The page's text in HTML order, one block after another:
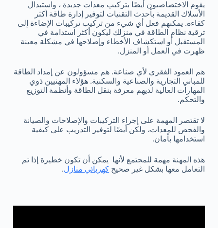
يقوم الاختصاصيون أيضًا بتركيب معدات جديدة ، واستبدال
الأسلاك القديمة بأحدث التقنيات لتوفير إدارة طاقة أكثر
كفاءة. يمكنهم فعل أي شيء من تركيب تركيبات الإضاءة إلى
ترقية نظام الطاقة في منزلك ليكون أكثر استدامة في
المستقبل أو استكشاف الأخطاء وإصلاحها في مشكلة معينة
ظهرت في العمل أو المنزل.
هم العمود الفقري لأي صناعة. هم مسؤولون عن إمداد الطاقة
للمباني التجارية والصناعية والسكنية. هؤلاء المهنيين ذوي
المهارات العالية لديهم معرفة بنقل الطاقة وأنظمة التوزيع
والتحكم.
لا تقتصر المهمة على إجراء التركيبات والإصلاحات والصيانة
والفحص للمعدات، ولكن أيضًا لتوفير التدريب على كيفية
استخدامها بأمان.
هذه المهنة مهمة للمجتمع لأنها يمكن أن تكون خطيرة إذا تم
التعامل معها بشكل غير صحيح كهربائي منازل.